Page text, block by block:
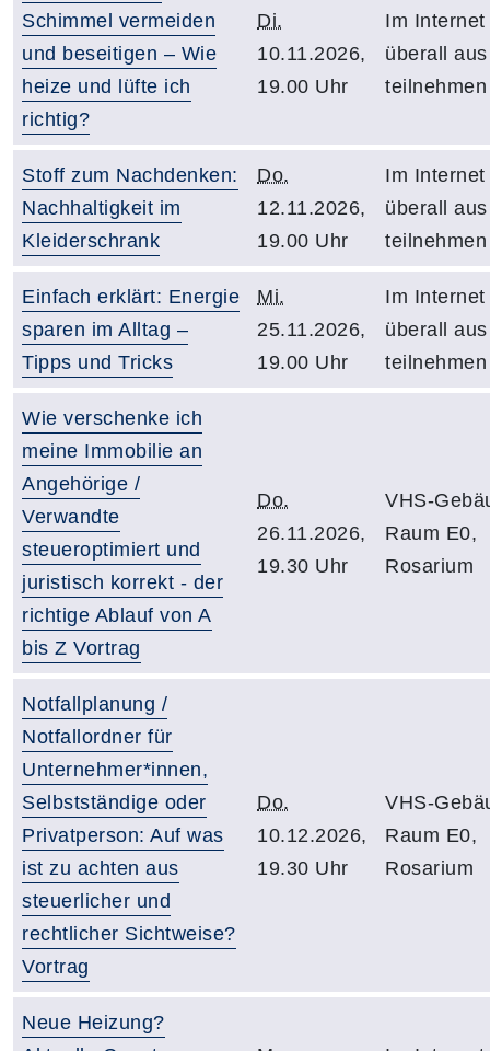
Schimmel vermeiden
und beseitigen – Wie
heize und lüfte ich
richtig?
Di.
10.11.2026,
19.00 Uhr
Im Internet
überall aus
teilnehmen
Stoff zum Nachdenken:
Nachhaltigkeit im
Kleiderschrank
Do.
12.11.2026,
19.00 Uhr
Im Internet
überall aus
teilnehmen
Einfach erklärt: Energie
sparen im Alltag –
Tipps und Tricks
Mi.
25.11.2026,
19.00 Uhr
Im Internet
überall aus
teilnehmen
Wie verschenke ich
meine Immobilie an
Angehörige /
Verwandte
steueroptimiert und
juristisch korrekt - der
richtige Ablauf von A
bis Z Vortrag
Do.
26.11.2026,
19.30 Uhr
VHS-
Raum E0,
Rosarium
Notfallplanung /
Notfallordner für
Unternehmer*innen,
Selbstständige oder
Privatperson: Auf was
ist zu achten aus
steuerlicher und
rechtlicher Sichtweise?
Vortrag
Do.
10.12.2026,
19.30 Uhr
VHS-
Raum E0,
Rosarium
Neue Heizung?